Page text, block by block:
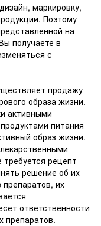
маркировку,
Поэтому
на
получаете в
с
продажу
образа жизни.
активными
питания
образ жизни.
рецепт
решение об их
их
ответственности
препаратов.